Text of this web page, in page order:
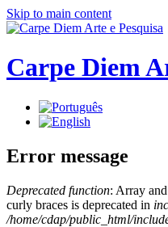
Skip to main content
Carpe Diem
Error message
Deprecated function: Array
curly braces is deprecated in
/home/cdap/public_html/